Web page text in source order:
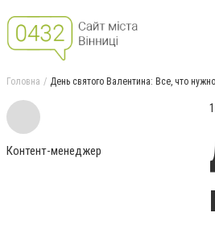
Головна День святого Валентина: Все, что
Контент-менеджер